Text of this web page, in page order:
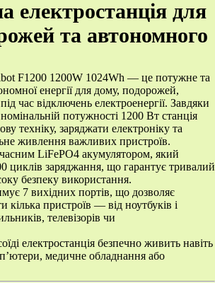
електростанція для
та автономного
F1200 1200W 1024Wh — це потужне та
енергії для дому, подорожей,
час відключень електроенергії. Завдяки
потужності 1200 Вт станція
техніку, заряджати електроніку та
живлення важливих пристроїв.
LiFePO4 акумулятором, який
циклів заряджання, що гарантує тривалий
безпеку використання.
7 вихідних портів, що дозволяє
кілька пристроїв — від ноутбуків і
телевізорів чи
електростанція безпечно живить навіть
медичне обладнання або